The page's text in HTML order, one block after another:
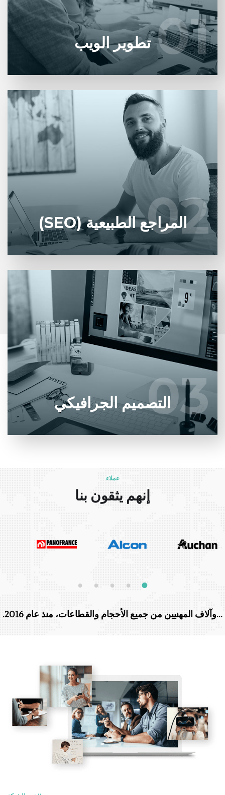
01 يتعلم أكثر 01 تطوير الويب
02
نحن قادرون على تحسين ظهورك على الإنترنت لجذب
حركة المرور المؤهلة وتعزيز أدائك التسويقي.
يتعلم أكثر 02
المراجع الطبيعية (SEO)
03
مصممينا ذوي الخبرة قادرون على فهم أفكارك ونقل
الرسائل الصحيحة إلى عملائك.
03التصميم الجرافيكي
عملاء
إنهم يثقون بنا
1
2
3
4
5
…وآلاف المهنيين من جميع الأحجام والقطاعات، منذ عام 2016.